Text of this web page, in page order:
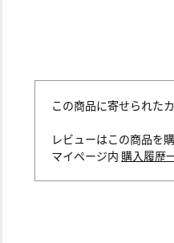
この商品に寄せられた
レビューはこの商品を
マイページ内 購入履歴